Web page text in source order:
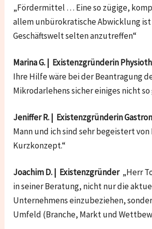
„Fördermittel … Eine so zügige,
allem unbürokratische Abwicklung
Geschäftswelt selten anzutreffen“
Marina G. | Existenzgründerin
Ihre Hilfe wäre bei der Beantragung
Mikrodarlehens sicher einiges nicht
Jeniffer R. | Existenzgründerin
Mann und ich sind sehr begeistert
Kurzkonzept.“
Joachim D. | Existenzgründer „Herr
in seiner Beratung, nicht nur die
Unternehmens einzubeziehen,
Umfeld (Branche, Markt und